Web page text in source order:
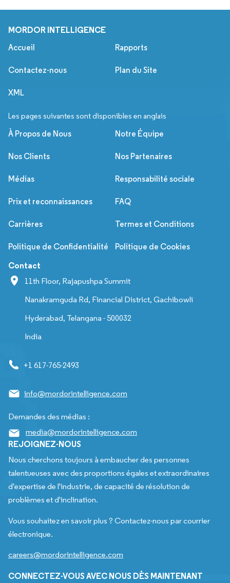
MORDOR INTELLIGENCE
Accueil Rapports
Contactez-nous Plan du Site
XML
Les pages suivantes sont disponibles en anglais
À Propos de Nous Notre Équipe
Nos Clients Nos Partenaires
Médias Responsabilité sociale
Prix et reconnaissances FAQ
Carrières Termes et Conditions
Politique de Confidentialité Politique de Cookies
Contact
11th Floor, Rajapushpa Summit
Nanakramguda Rd, Financial District, Gachibowli
Hyderabad, Telangana - 500032
India
+1 617-765-2493
info@mordorintelligence.com
Demandes des médias :
media@mordorintelligence.com
REJOIGNEZ-NOUS
Nous cherchons toujours à embaucher des personnes
talentueuses avec des proportions égales et extraordinaires
d'expertise de l'industrie, de capacité de résolution de
problèmes et d'inclination.
Vous souhaitez en savoir plus ? Contactez-nous par courrier
électronique.
careers@mordorintelligence.com
CONNECTEZ-VOUS AVEC NOUS DÈS MAINTENANT